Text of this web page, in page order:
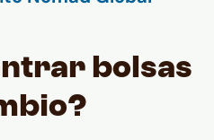
bolsas